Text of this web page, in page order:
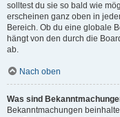
solltest du sie so bald wie
erscheinen ganz oben in
Bereich. Ob du eine globale
hängt von den durch die
ab.
Nach oben
Was sind
Bekanntmachungen